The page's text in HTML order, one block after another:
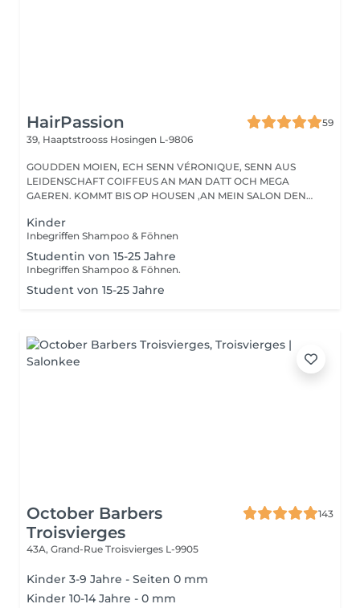
HairPassion
59
39, Haaptstrooss Hosingen L-9806
GOUDDEN MOIEN, ECH SENN VÉRONIQUE, SENN AUS
LEIDENSCHAFT COIFFEUS AN MAN DATT OCH MEGA
GAEREN. KOMMT BIS OP HOUSEN ,AN MEIN SALON DEN
Kinder
Inbegriffen Shampoo & Föhnen
Studentin von 15-25 Jahre
Inbegriffen Shampoo & Föhnen.
Student von 15-25 Jahre
October Barbers
Troisvierges
143
43A, Grand-Rue Troisvierges L-9905
Kinder 3-9 Jahre - Seiten 0 mm
Kinder 10-14 Jahre - 0 mm